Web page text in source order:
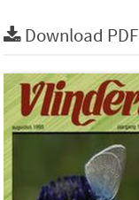
Download PDF